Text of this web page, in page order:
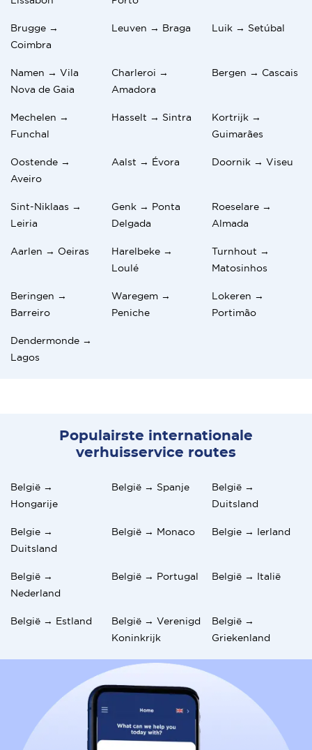
Brugge →
Coimbra
Leuven → Braga Luik → Setúbal
Namen → Vila
Nova de Gaia
Charleroi →
Amadora
Bergen → Cascais
Mechelen →
Funchal
Hasselt → Sintra
Kortrijk →
Guimarães
Oostende →
Aveiro
Aalst → Évora Doornik → Viseu
Sint-Niklaas →
Leiria
Genk → Ponta
Delgada
Roeselare →
Almada
Aarlen → Oeiras
Harelbeke →
Loulé
Turnhout →
Matosinhos
Beringen →
Barreiro
Waregem →
Peniche
Lokeren →
Portimão
Dendermonde →
Lagos
Populairste internationale
verhuisservice routes
België →
Hongarije
België → Spanje
België →
Duitsland
Belgie →
Duitsland
België → Monaco Belgie → Ierland
België →
Nederland
België → Portugal België → Italië
België → Estland
België → Verenigd
Koninkrijk
België →
Griekenland